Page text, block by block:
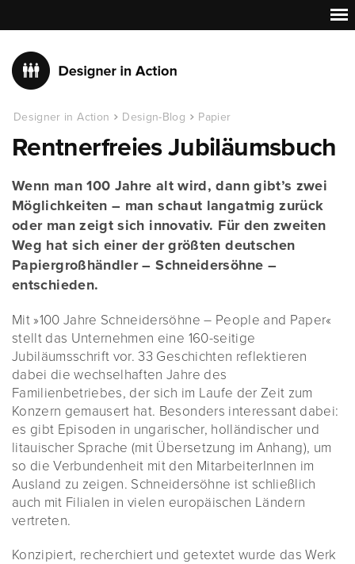
Designer in Action Design-Blog Papier
Rentnerfreies Jubiläumsbuch
Wenn man 100 Jahre alt wird, dann gibt’s zwei
Möglichkeiten – man schaut langatmig zurück
oder man zeigt sich innovativ. Für den zweiten
Weg hat sich einer der größten deutschen
Papiergroßhändler – Schneidersöhne –
entschieden.
Mit »100 Jahre Schneidersöhne – People and Paper«
stellt das Unternehmen eine 160-seitige
Jubiläumsschrift vor. 33 Geschichten reflektieren
dabei die wechselhaften Jahre des
Familienbetriebes, der sich im Laufe der Zeit zum
Konzern gemausert hat. Besonders interessant dabei:
es gibt Episoden in ungarischer, holländischer und
litauischer Sprache (mit Übersetzung im Anhang), um
so die Verbundenheit mit den MitarbeiterInnen im
Ausland zu zeigen. Schneidersöhne ist schließlich
auch mit Filialen in vielen europäischen Ländern
vertreten.
Konzipiert, recherchiert und getextet wurde das Werk